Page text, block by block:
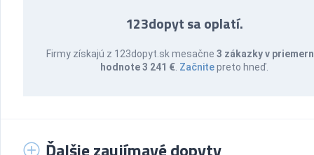
123dopyt sa oplatí.
Firmy získajú z 123dopyt.sk mesačne3 zákazky v
hodnote 3 241 € Začnitepreto hneď.